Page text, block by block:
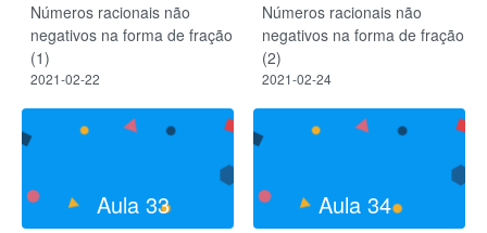
Números racionais não
negativos na forma de fração
(1)
2021-02-22
Números racionais não
negativos na forma de fração
(2)
2021-02-24
Aula 33 Aula 34